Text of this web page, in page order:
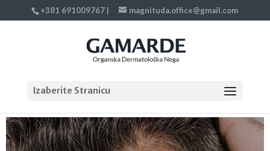
+381 691009767 | magnituda.office@gmail.com
Izaberite Stranicu